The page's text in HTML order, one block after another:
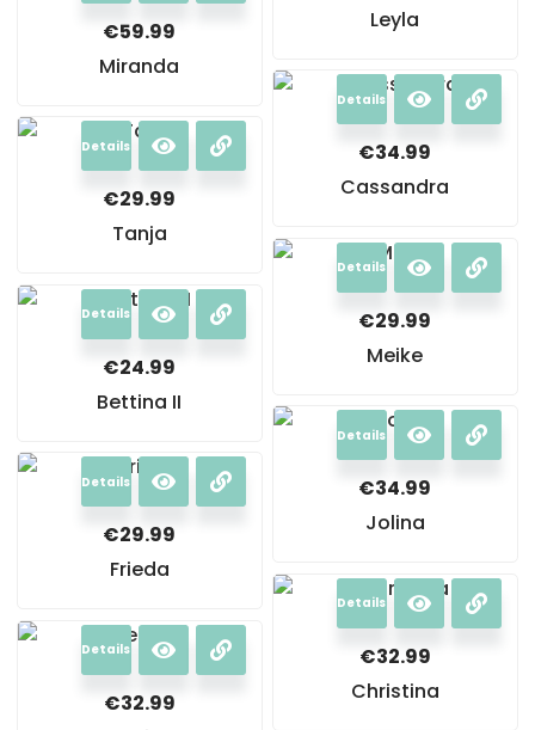
Leyla
€59.99
Miranda
Details
€34.99
Cassandra
Details
€29.99
Tanja
Details
€29.99
Meike
Details
€24.99
Bettina II
Details
€34.99
Jolina
Details
€29.99
Frieda
Details
€32.99
Christina
Details
€32.99